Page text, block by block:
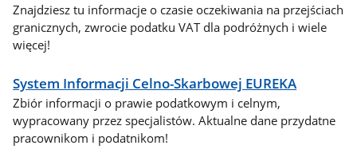
Znajdziesz tu informacje o czasie oczekiwania na przejściach
granicznych, zwrocie podatku VAT dla podróżnych i wiele
więcej!
System Informacji Celno-Skarbowej EUREKA
Zbiór informacji o prawie podatkowym i celnym,
wypracowany przez specjalistów. Aktualne dane przydatne
pracownikom i podatnikom!